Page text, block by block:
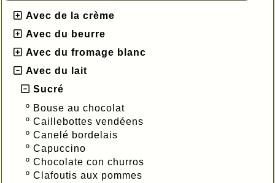
Avec de la crème
Avec du beurre
Avec du fromage blanc
Avec du lait
Sucré
º Bouse au chocolat
º Caillebottes vendéens
º Canelé bordelais
º Capuccino
º Chocolate con churros
º Clafoutis aux pommes